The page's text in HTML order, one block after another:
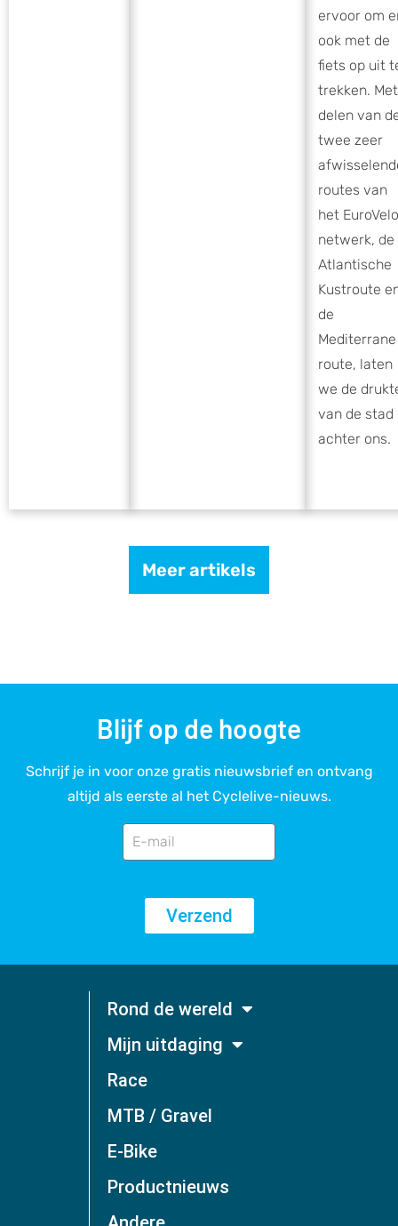
ervoor om
ook met de
fiets op uit
trekken. Met
delen van
twee zeer
routes van
het EuroVelo
netwerk, de
Atlantische
Kustroute
de
Mediterrane
route, laten
we de
van de stad
achter ons.
Meer artikels
Blijf op de hoogte
Schrijf je in voor onze gratis nieuwsbrief en ontvang
altijd als eerste al het Cyclelive-nieuws.
Verzend
Rond de wereld
Mijn uitdaging
Race
MTB / Gravel
E-Bike
Productnieuws